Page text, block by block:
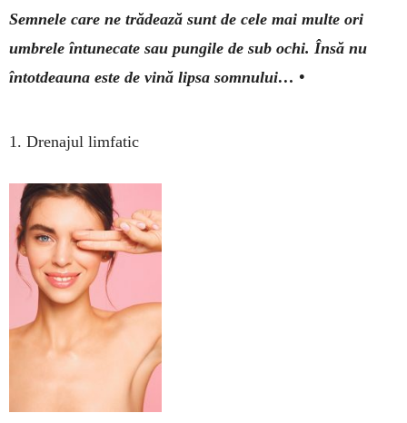
Semnele care ne trădează sunt de cele mai multe ori
umbrele întunecate sau pungile de sub ochi. Însă nu
întotdeauna este de vină lipsa somnului… •
1. Drenajul limfatic